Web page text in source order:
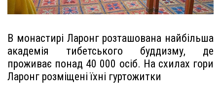
В монастирі Ларонг розташована найбільша
академія тибетського буддизму, де
проживає понад 40 000 осіб. На схилах гори
Ларонг розміщені їхні гуртожитки